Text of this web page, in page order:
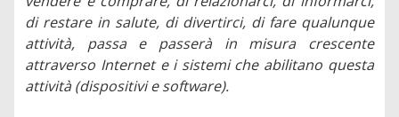
di restare in salute, di divertirci, di fare qualunque
attività, passa e passerà in misura crescente
attraverso Internet e i sistemi che abilitano questa
attività (dispositivi e software).